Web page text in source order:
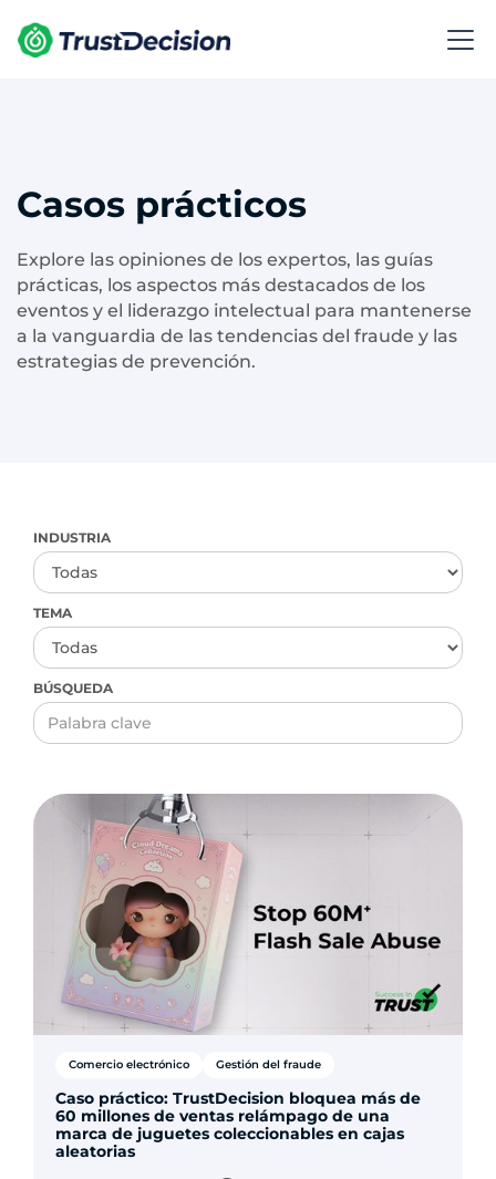
Casos prácticos
Explore las opiniones de los expertos, las guías
prácticas, los aspectos más destacados de los
eventos y el liderazgo intelectual para mantenerse
a la vanguardia de las tendencias del fraude y las
estrategias de prevención.
INDUSTRIA
TEMA
BÚSQUEDA
Comercio electrónico Gestión del fraude
Caso práctico: TrustDecision bloquea más de
60 millones de ventas relámpago de una
marca de juguetes coleccionables en cajas
aleatorias